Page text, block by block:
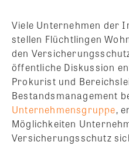
Viele Unternehmen der
stellen Flüchtlingen
den
öffentliche Diskussion
Prokurist und
Bestandsmanagement
Unternehmensgruppe,
Möglichkeiten
Versicherungsschutz